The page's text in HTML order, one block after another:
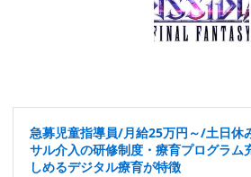
急募児童指導員/月給25万円～/土日休
サル介入の研修制度・療育プログラム
しめるデジタル療育が特徴